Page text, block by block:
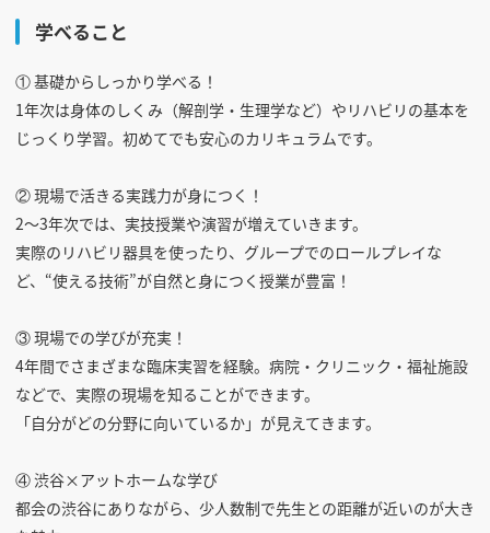
学べること
① 基礎からしっかり学べる！
1年次は身体のしくみ（解剖学・生理学など）やリハビリの基本を
じっくり学習。初めてでも安心のカリキュラムです。
② 現場で活きる実践力が身につく！
2〜3年次では、実技授業や演習が増えていきます。
実際のリハビリ器具を使ったり、グループでのロールプレイな
ど、“使える技術”が自然と身につく授業が豊富！
③ 現場での学びが充実！
4年間でさまざまな臨床実習を経験。病院・クリニック・福祉施設
などで、実際の現場を知ることができます。
「自分がどの分野に向いているか」が見えてきます。
④ 渋谷×アットホームな学び
都会の渋谷にありながら、少人数制で先生との距離が近いのが大き